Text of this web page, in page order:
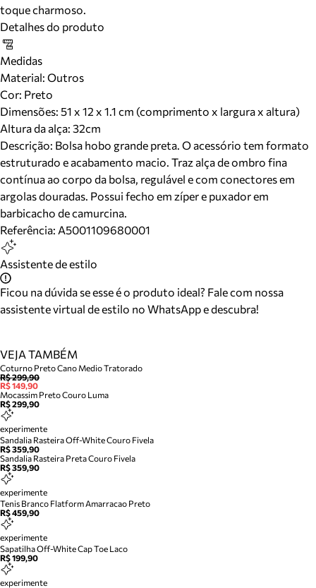
toque charmoso.
Detalhes do produto
Medidas
Material: Outros
Cor: Preto
Dimensões: 51 x 12 x 1.1 cm (comprimento x largura x altura)
Altura da alça: 32cm
Descrição: Bolsa hobo grande preta. O acessório tem formato
estruturado e acabamento macio. Traz alça de ombro fina
contínua ao corpo da bolsa, regulável e com conectores em
argolas douradas. Possui fecho em zíper e puxador em
barbicacho de camurcina.
Referência: A5001109680001
Assistente de estilo
Ficou na dúvida se esse é o produto ideal? Fale com nossa
assistente virtual de estilo no WhatsApp e descubra!
VEJA TAMBÉM
Coturno Preto Cano Medio Tratorado
R$ 299,90
R$ 149,90
Mocassim Preto Couro Luma
R$ 299,90
experimente
Sandalia Rasteira Off-White Couro Fivela
R$ 359,90
Sandalia Rasteira Preta Couro Fivela
R$ 359,90
experimente
Tenis Branco Flatform Amarracao Preto
R$ 459,90
experimente
Sapatilha Off-White Cap Toe Laco
R$ 199,90
experimente